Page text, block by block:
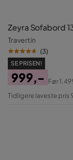
Zeyra Sofabord
Travertin
(3)
SE PRISEN!
Pris
999,-
Original
Før
Tidligere laveste pris